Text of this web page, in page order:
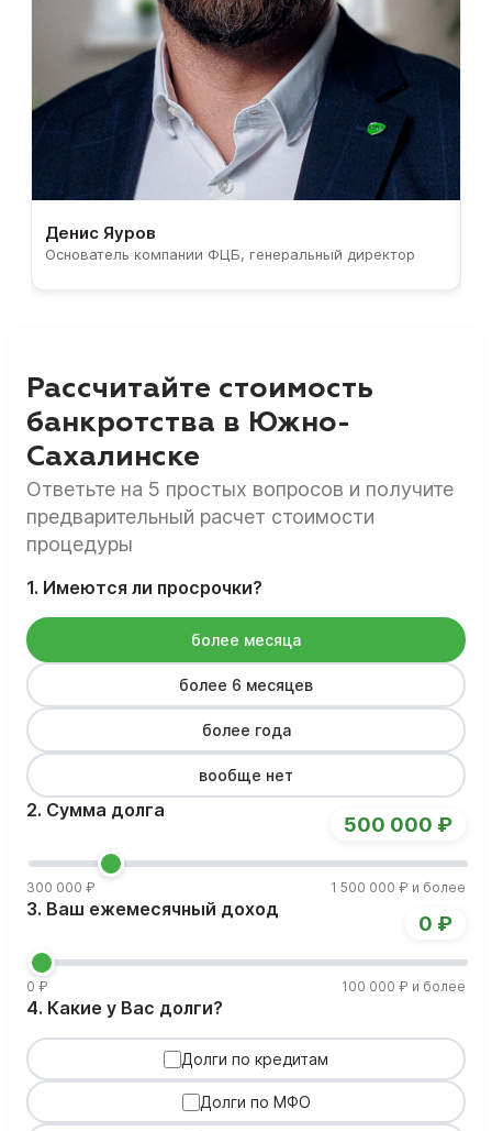
Денис Яуров
Основатель компании ФЦБ, генеральный директор
Рассчитайте стоимость
банкротства в Южно-
Сахалинске
Ответьте на 5 простых вопросов и получите
предварительный расчет стоимости
процедуры
1. Имеются ли просрочки?
более месяца
более 6 месяцев
более года
вообще нет
2. Сумма долга
300 000 ₽ 1 500 000 ₽ и более
500 000 ₽
3. Ваш ежемесячный доход
0 ₽ 100 000 ₽ и более
0 ₽
4. Какие у Вас долги?
Долги по кредитам
Долги по МФО